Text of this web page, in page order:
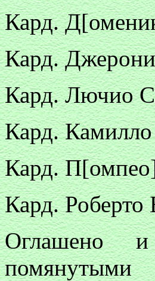
Кард.
Кард.
Кард. Лючио
Кард. Камилло
Кард.
Кард.
Оглашено